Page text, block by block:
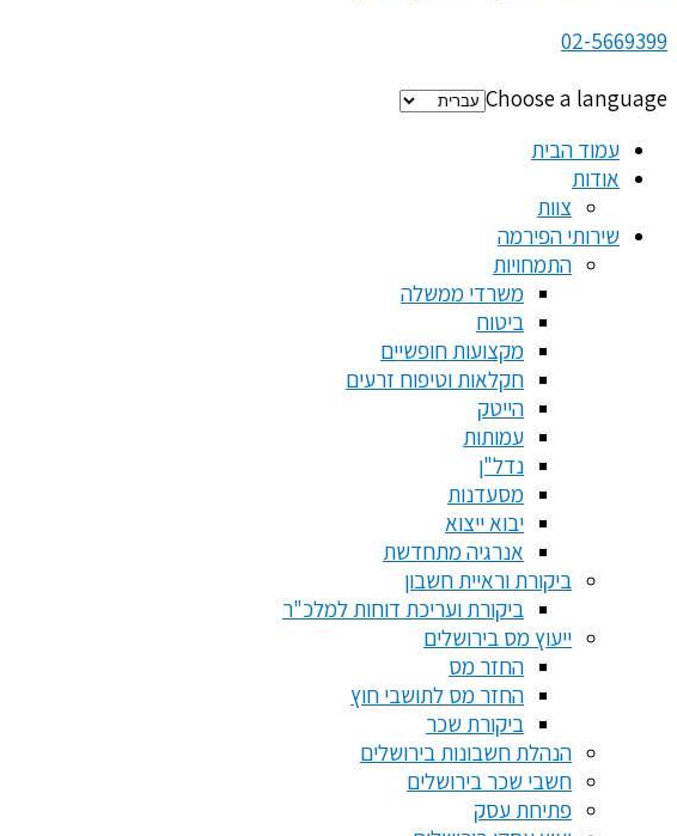
02-5669399
Choose a language
עמוד הבית
אודות
צוות
שירותי הפירמה
התמחויות
משרדי ממשלה
ביטוח
מקצועות חופשיים
חקלאות וטיפוח זרעים
הייטק
עמותות
נדל"ן
מסעדנות
יבוא ייצוא
אנרגיה מתחדשת
ביקורת וראיית חשבון
ביקורת ועריכת דוחות למלכ"ר
ייעוץ מס בירושלים
החזר מס
החזר מס לתושבי חוץ
ביקורת שכר
הנהלת חשבונות בירושלים
חשבי שכר בירושלים
פתיחת עסק